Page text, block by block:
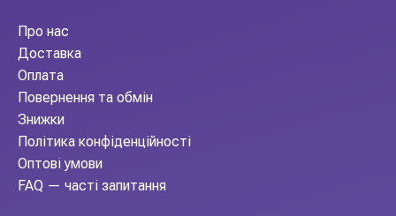
Про нас
Доставка
Оплата
Повернення та обмін
Знижки
Політика конфіденційності
Оптові умови
FAQ — часті запитання